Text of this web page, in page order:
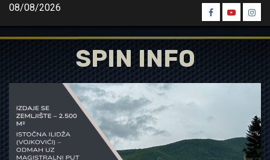
Skip
content
08/08/2026
Spin
Facebook
Spin
Youtube
Spin
SPIN INFO